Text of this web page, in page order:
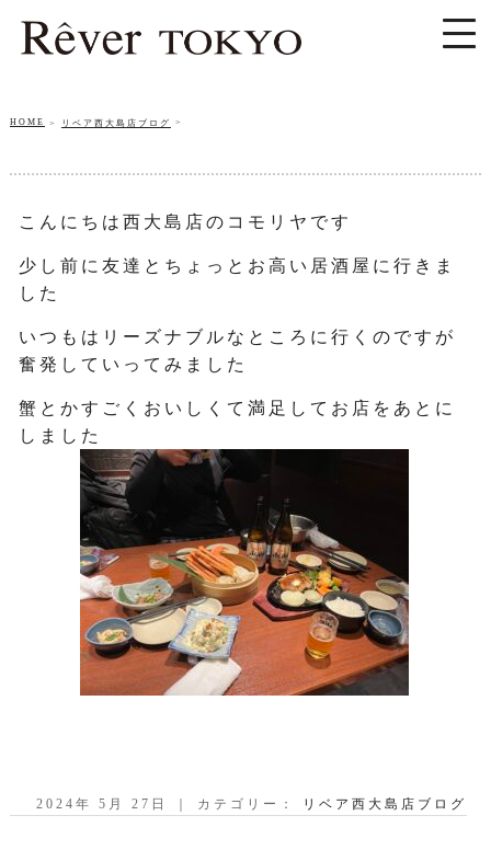
HOME リベア西大島店ブログ
こんにちは西大島店のコモリヤです
少し前に友達とちょっとお高い居酒屋に行きま
した
いつもはリーズナブルなところに行くのですが
奮発していってみました
蟹とかすごくおいしくて満足してお店をあとに
しました
2024年 5月 27日 ｜ カテゴリー： リベア西大島店ブログ